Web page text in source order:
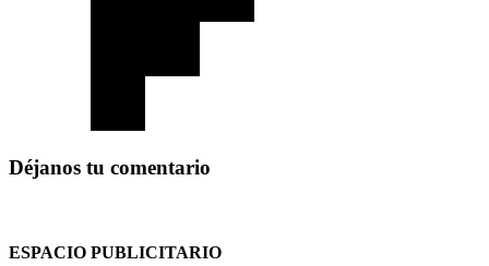
Déjanos tu comentario
ESPACIO PUBLICITARIO